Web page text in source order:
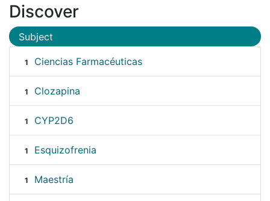
Discover
Subject
1 Ciencias Farmacéuticas
1 Clozapina
1 CYP2D6
1 Esquizofrenia
1 Maestría